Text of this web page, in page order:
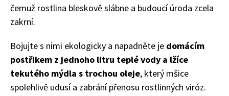
čemuž rostlina bleskově slábne a budoucí úroda zcela
zakrní.
Bojujte s nimi ekologicky a napadněte je domácím
postřikem z jednoho litru teplé vody a lžíce
tekutého mýdla s trochou oleje, který mšice
spolehlivě udusí a zabrání přenosu rostlinných viróz.